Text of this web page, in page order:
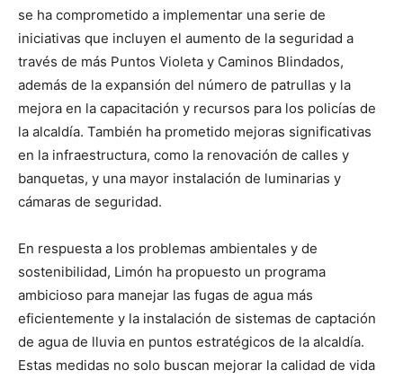
se ha comprometido a implementar una serie de
iniciativas que incluyen el aumento de la seguridad a
través de más Puntos Violeta y Caminos Blindados,
además de la expansión del número de patrullas y la
mejora en la capacitación y recursos para los policías de
la alcaldía. También ha prometido mejoras significativas
en la infraestructura, como la renovación de calles y
banquetas, y una mayor instalación de luminarias y
cámaras de seguridad.
En respuesta a los problemas ambientales y de
sostenibilidad, Limón ha propuesto un programa
ambicioso para manejar las fugas de agua más
eficientemente y la instalación de sistemas de captación
de agua de lluvia en puntos estratégicos de la alcaldía.
Estas medidas no solo buscan mejorar la calidad de vida